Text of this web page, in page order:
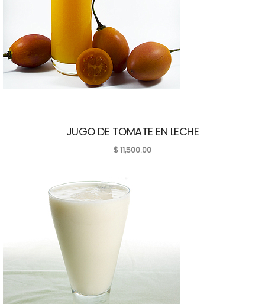
JUGO DE TOMATE EN LECHE
$11,500.00